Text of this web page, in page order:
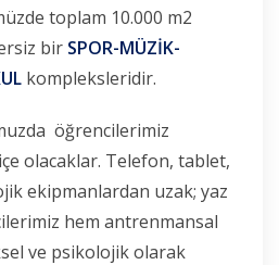
toplam 10.000 m2
bir SPOR-MÜZİK-
kompleksleridir.
öğrencilerimiz
olacaklar. Telefon, tablet,
ekipmanlardan uzak; yaz
hem antrenmansal
ve psikolojik olarak